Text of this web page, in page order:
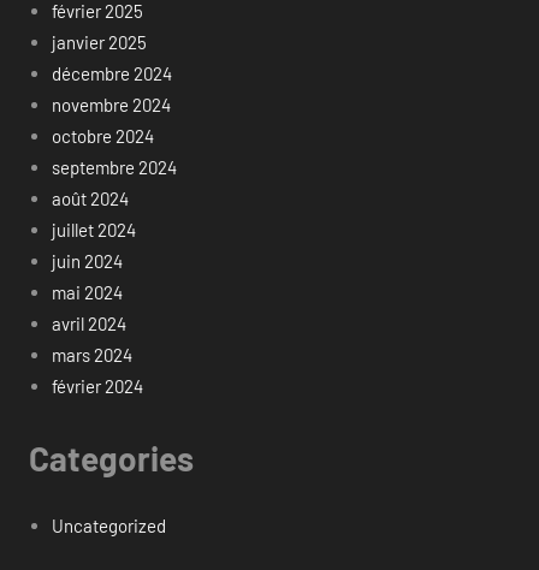
février 2025
janvier 2025
décembre 2024
novembre 2024
octobre 2024
septembre 2024
août 2024
juillet 2024
juin 2024
mai 2024
avril 2024
mars 2024
février 2024
Categories
Uncategorized